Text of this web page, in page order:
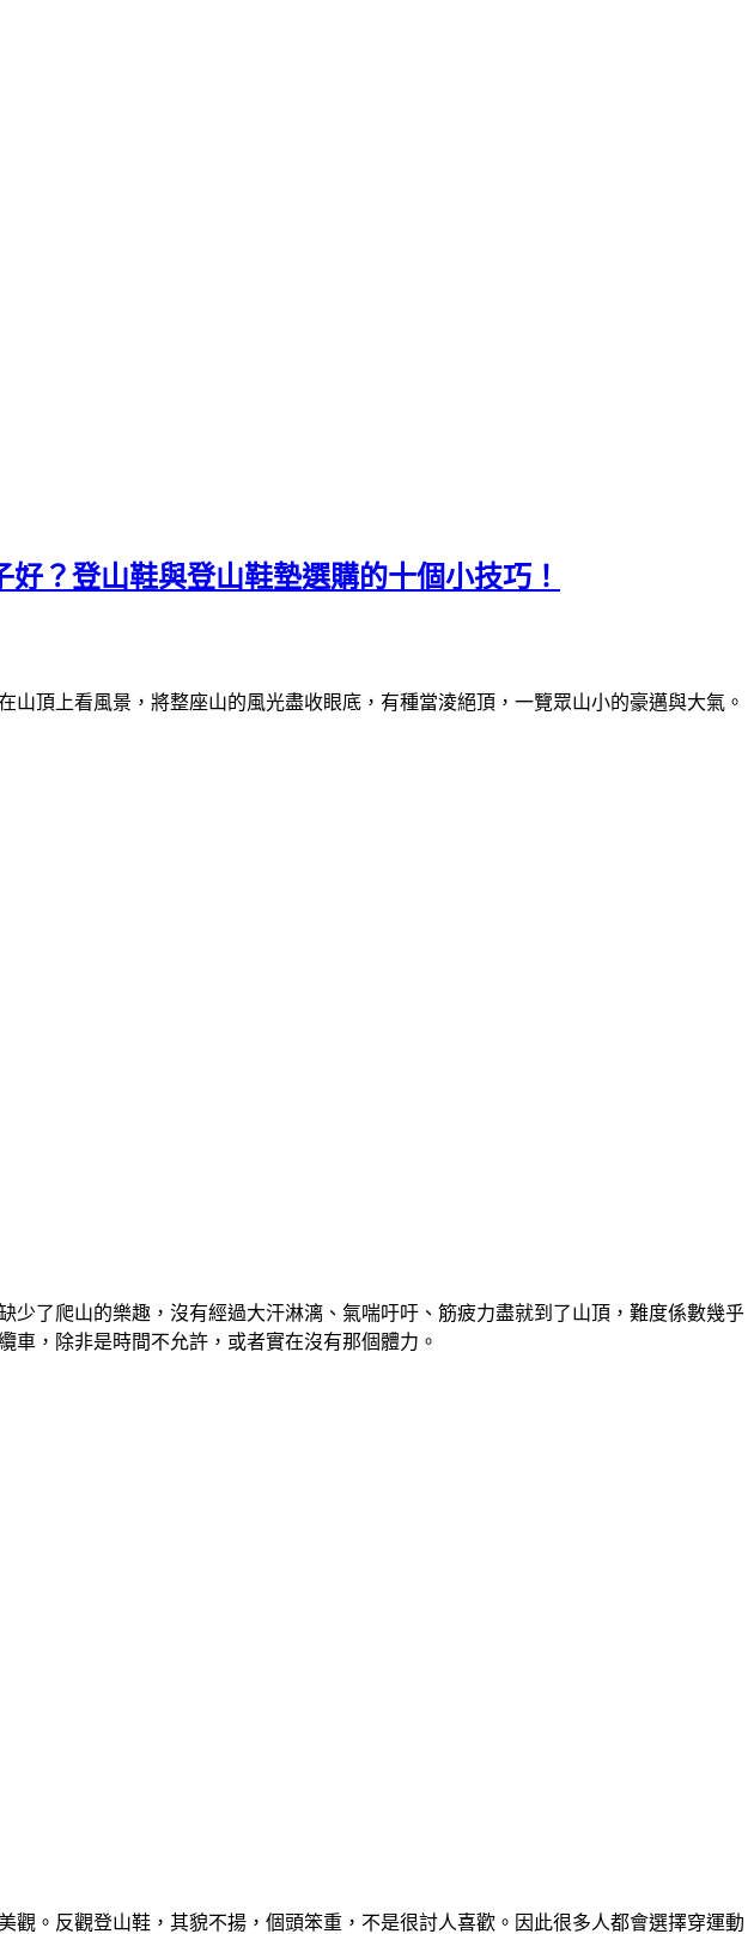
？登山鞋與登山鞋墊選購的十個小技巧！
頂上看風景，將整座山的風光盡收眼底，有種當淩絕頂，一覽眾山小的豪邁與大氣。
了爬山的樂趣，沒有經過大汗淋漓、氣喘吁吁、筋疲力盡就到了山頂，難度係數幾乎
，除非是時間不允許，或者實在沒有那個體力。
。反觀登山鞋，其貌不揚，個頭笨重，不是很討人喜歡。因此很多人都會選擇穿運動